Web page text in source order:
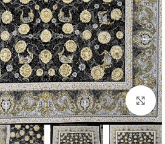
بزرگنمایی تصویر